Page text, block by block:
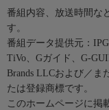
番組内容、放送時間な
す。
番組データ提供元：
TiVo、Gガイド、G-
Brands LLCおよび／ま
たは登録商標です。
このホームページに掲